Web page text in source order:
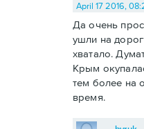
April 17 2016,
Да очень
ушли на
хватало.
Крым
тем более на
время.